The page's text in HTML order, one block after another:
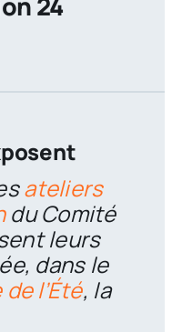
24
ateliers
du Comité
leurs
dans le
l’Été, la